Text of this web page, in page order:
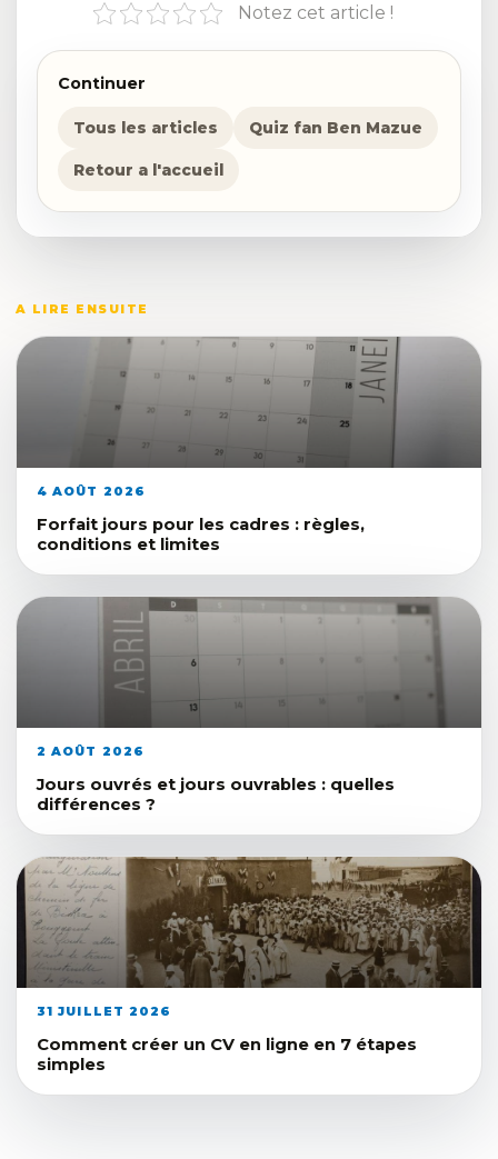
Notez cet article !
Continuer
Tous les articles Quiz fan Ben Mazue
Retour a l'accueil
A LIRE ENSUITE
4 AOÛT 2026
Forfait jours pour les cadres : règles,
conditions et limites
2 AOÛT 2026
Jours ouvrés et jours ouvrables : quelles
différences ?
31 JUILLET 2026
Comment créer un CV en ligne en 7 étapes
simples